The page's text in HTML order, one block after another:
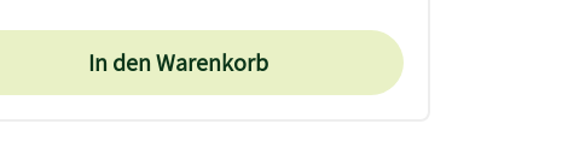
In den Warenkorb